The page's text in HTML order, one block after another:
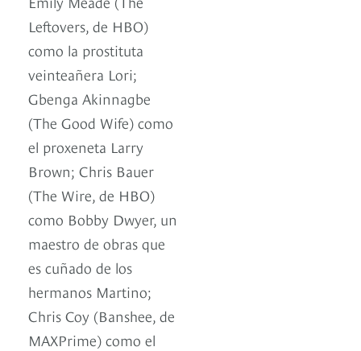
Leftovers, de HBO)
como la prostituta
veinteañera Lori;
Gbenga Akinnagbe
(The Good Wife) como
el proxeneta Larry
Brown; Chris Bauer
(The Wire, de HBO)
como Bobby Dwyer, un
maestro de obras que
es cuñado de los
hermanos Martino;
Chris Coy (Banshee, de
MAXPrime) como el